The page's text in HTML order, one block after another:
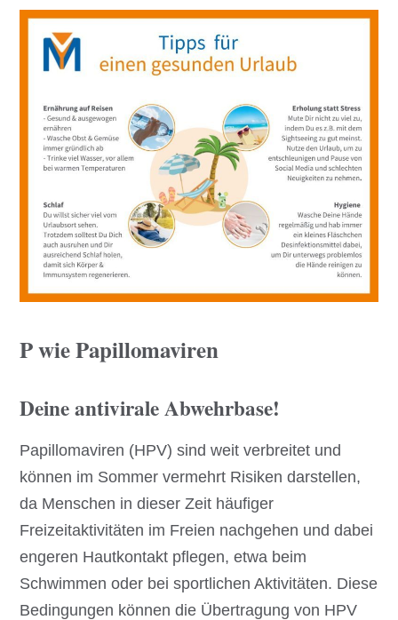
P wie Papillomaviren
Deine antivirale Abwehrbase!
Papillomaviren (HPV) sind weit verbreitet und
können im Sommer vermehrt Risiken darstellen,
da Menschen in dieser Zeit häufiger
Freizeitaktivitäten im Freien nachgehen und dabei
engeren Hautkontakt pflegen, etwa beim
Schwimmen oder bei sportlichen Aktivitäten. Diese
Bedingungen können die Übertragung von HPV